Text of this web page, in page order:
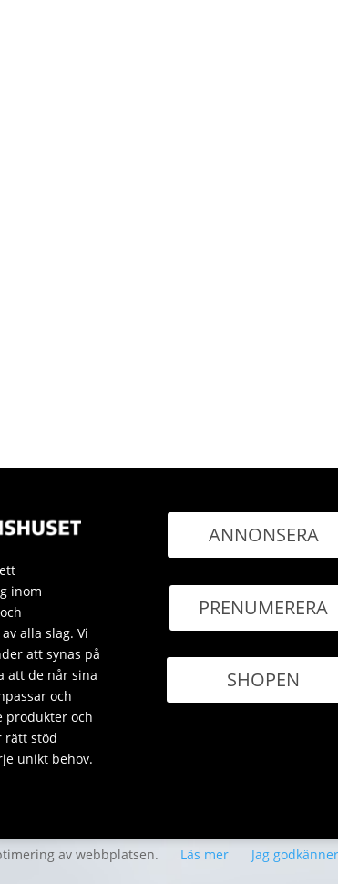
inom
alla slag. Vi
att synas på
att de når sina
och
produkter och
rätt stöd
unikt behov.
ANNONSERA
PRENUMERERA
SHOPEN
av webbplatsen. Läs mer Jag godkänner